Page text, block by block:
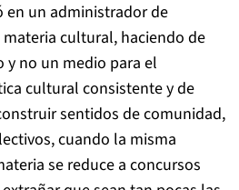
en un administrador de
cultural, haciendo de
y no un medio para el
cultural consistente y de
sentidos de comunidad,
cuando la misma
se reduce a concursos